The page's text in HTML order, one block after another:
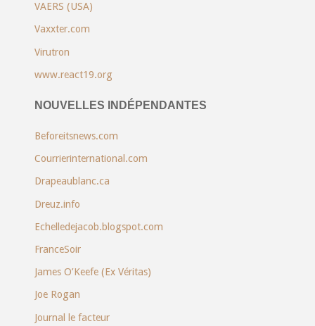
VAERS (USA)
Vaxxter.com
Virutron
www.react19.org
NOUVELLES INDÉPENDANTES
Beforeitsnews.com
Courrierinternational.com
Drapeaublanc.ca
Dreuz.info
Echelledejacob.blogspot.com
FranceSoir
James O’Keefe (Ex Véritas)
Joe Rogan
Journal le facteur